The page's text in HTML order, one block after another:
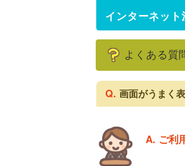
インターネット
よくある質
Q. 画面がうまく
A. ご利